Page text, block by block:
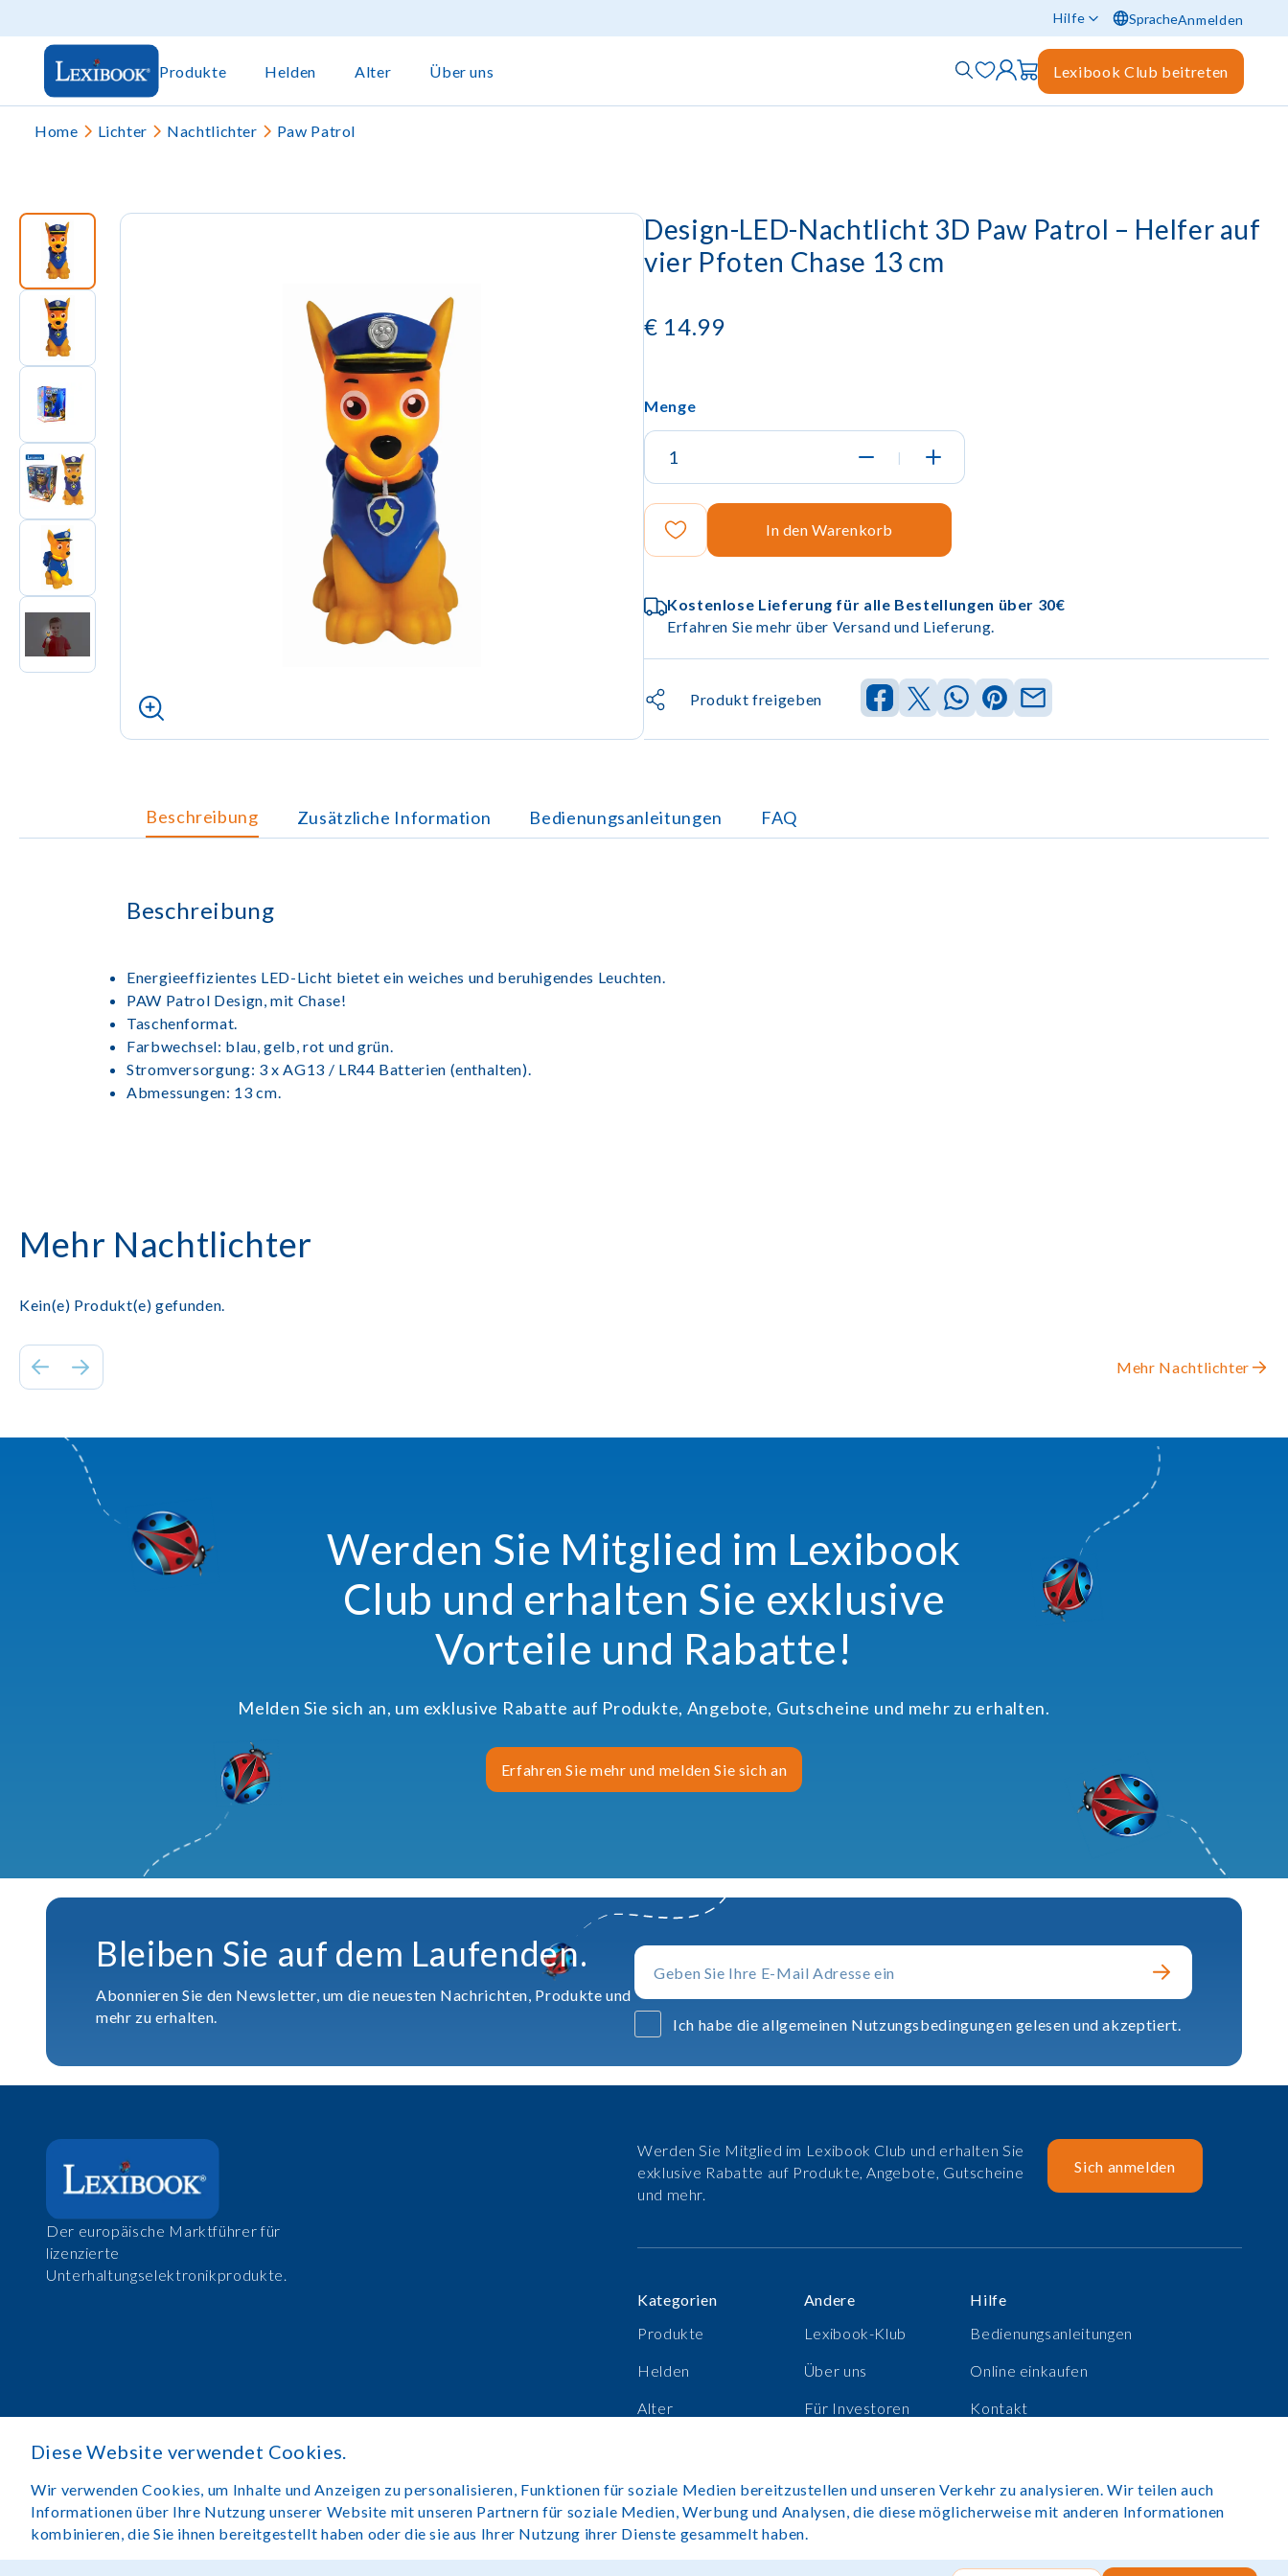
Hilfe SpracheAnmelden
Produkte Helden Alter Über uns Lexibook Club beitreten
Home Lichter Nachtlichter Paw Patrol
Design-LED-Nachtlicht 3D Paw Patrol – Helfer auf
vier Pfoten Chase 13 cm
€ 14.99
Menge
|
In den Warenkorb
Kostenlose Lieferung für alle Bestellungen über 30€
Erfahren Sie mehr über Versand und Lieferung.
Produkt freigeben
Beschreibung Zusätzliche Information Bedienungsanleitungen FAQ
Beschreibung
Energieeffizientes LED-Licht bietet ein weiches und beruhigendes Leuchten.
PAW Patrol Design, mit Chase!
Taschenformat.
Farbwechsel: blau, gelb, rot und grün.
Stromversorgung: 3 x AG13 / LR44 Batterien (enthalten).
Abmessungen: 13 cm.
Mehr Nachtlichter
Kein(e) Produkt(e) gefunden.
Mehr Nachtlichter
Werden Sie Mitglied im Lexibook
Club und erhalten Sie exklusive
Vorteile und Rabatte!
Melden Sie sich an, um exklusive Rabatte auf Produkte, Angebote, Gutscheine und mehr zu erhalten.
Erfahren Sie mehr und melden Sie sich an
Bleiben Sie auf dem Laufenden.
Abonnieren Sie den Newsletter, um die neuesten Nachrichten, Produkte und
mehr zu erhalten.
Ich habe die allgemeinen Nutzungsbedingungen gelesen und akzeptiert.
Der europäische Marktführer für
lizenzierte
Unterhaltungselektronikprodukte.
Werden Sie Mitglied im Lexibook Club und erhalten Sie
exklusive Rabatte auf Produkte, Angebote, Gutscheine
und mehr.
Sich anmelden
Kategorien
Produkte
Helden
Alter
Andere
Lexibook-Klub
Über uns
Für Investoren
Hilfe
Bedienungsanleitungen
Online einkaufen
Kontakt
Copyright©Lexibook 2025. Alle Rechte vorbehalten.Seite von Rush Hour Digital.
Diese Website verwendet Cookies.
Wir verwenden Cookies, um Inhalte und Anzeigen zu personalisieren, Funktionen für soziale Medien bereitzustellen und unseren Verkehr zu analysieren. Wir teilen auch
Informationen über Ihre Nutzung unserer Website mit unseren Partnern für soziale Medien, Werbung und Analysen, die diese möglicherweise mit anderen Informationen
kombinieren, die Sie ihnen bereitgestellt haben oder die sie aus Ihrer Nutzung ihrer Dienste gesammelt haben.